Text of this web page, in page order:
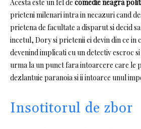
Acesta este un fel de comedie neagra
prieteni milenari intra in necazuri cand
prietena de facultate a disparut si decid
incetul, Dory si prietenii ei devin din ce in
devenind implicati cu un detectiv escroc
urma la un punct fara intoarcere care le
dezlantuie paranoia si ii intoarce unul
Insotitorul de zbor